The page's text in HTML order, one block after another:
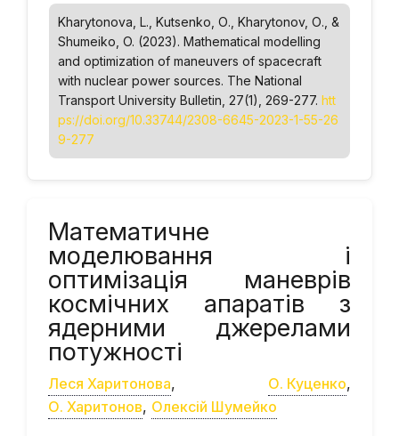
Kharytonova, L., Kutsenko, О., Kharytonov, О., &
Shumeiko, O. (2023). Mathematical modelling
and optimization of maneuvers of spacecraft
with nuclear power sources. The National
Transport University Bulletin , 27(1), 269-277. htt
ps://doi.org/10.33744/2308-6645-2023-1-55-26
9-277
Математичне
моделювання і
оптимізація маневрів
космічних апаратів з
ядерними джерелами
потужності
Леся Харитонова, О. Куценко,
О. Харитонов, Олексій Шумейко